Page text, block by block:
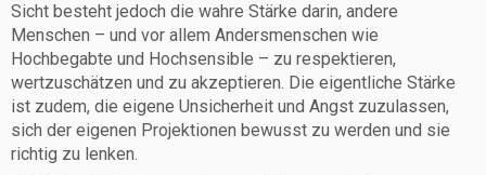
Sicht besteht jedoch die wahre Stärke darin, andere
Menschen – und vor allem Andersmenschen wie
Hochbegabte und Hochsensible – zu respektieren,
wertzuschätzen und zu akzeptieren. Die eigentliche Stärke
ist zudem, die eigene Unsicherheit und Angst zuzulassen,
sich der eigenen Projektionen bewusst zu werden und sie
richtig zu lenken.